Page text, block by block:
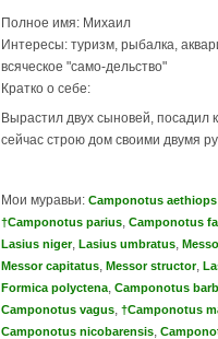
Полное имя: Михаил
Интересы: туризм, рыбалка,
всяческое "само-дельство"
Кратко о себе:
Вырастил двух сыновей, посадил
сейчас строю дом своими двумя
Мои муравьи: Camponotus aethiops
†Camponotus parius Camponotus
Lasius niger, Lasius umbratus
Messor capitatus Messor structor,
Formica polyctena Camponotus
Camponotus vagus †Camponotus
Camponotus nicobarensis